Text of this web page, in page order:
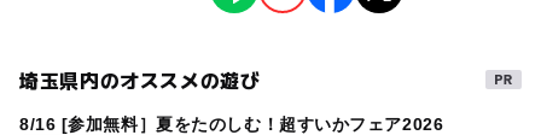
季節のイベント
埼玉県内のオススメの遊び
8/16 [参加無料］夏をたのしむ！超すいかフェア2026